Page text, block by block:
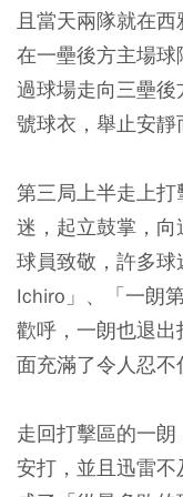
且當天兩隊就在
在一壘後方主場
過球場走向三壘
號球衣，舉止安靜
第三局上半走上
迷，起立鼓掌，
球員致敬，許多
Ichiro」、「一朗
歡呼，一朗也退
面充滿了令人忍不
走回打擊區的一
安打，並且迅雷